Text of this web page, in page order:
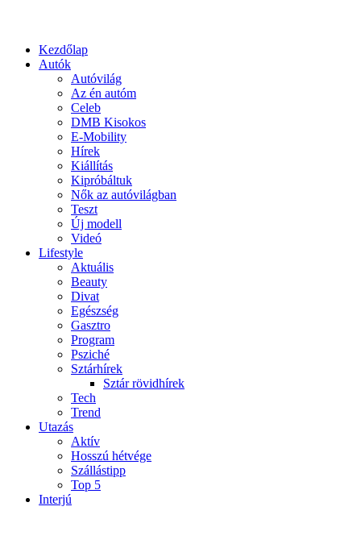
Kezdőlap
Autók
Autóvilág
Az én autóm
Celeb
DMB Kisokos
E-Mobility
Hírek
Kiállítás
Kipróbáltuk
Nők az autóvilágban
Teszt
Új modell
Videó
Lifestyle
Aktuális
Beauty
Divat
Egészség
Gasztro
Program
Psziché
Sztárhírek
Sztár rövidhírek
Tech
Trend
Utazás
Aktív
Hosszú hétvége
Szállástipp
Top 5
Interjú